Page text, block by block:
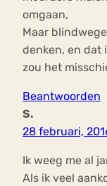
omgaan,
Maar
denken, en dat
zou het
Beantwoorden
S.
28 februari,
Ik weeg me al
Als ik veel